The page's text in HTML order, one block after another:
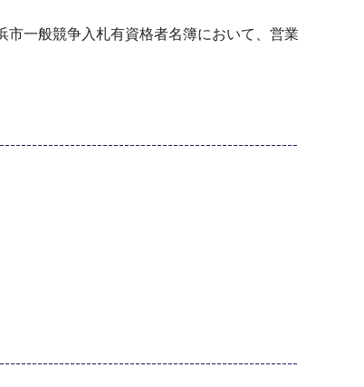
一般競争入札有資格者名簿において、営業